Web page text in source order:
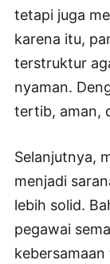
tetapi juga
karena itu,
terstruktur
nyaman.
tertib, aman,
Selanjutnya,
menjadi
lebih solid.
pegawai